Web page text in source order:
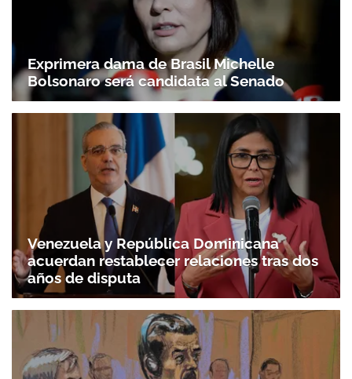
Exprimera dama de Brasil Michelle
Bolsonaro será candidata al Senado
Venezuela y República Dominicana
acuerdan restablecer relaciones tras dos
años de disputa